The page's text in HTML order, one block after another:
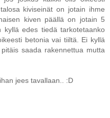
kiviseinät on jotain ihme
kiven päällä on jotain 5
kyllä edes tiedä tarkotetaanko
betonia vai tiiltä. Ei kyllä
saada rakennettua mutta
jees tavallaan.. :D